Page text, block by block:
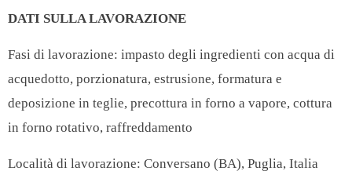
DATI SULLA LAVORAZIONE
Fasi di lavorazione: impasto degli ingredienti con acqua di
acquedotto, porzionatura, estrusione, formatura e
deposizione in teglie, precottura in forno a vapore, cottura
in forno rotativo, raffreddamento
Località di lavorazione: Conversano (BA), Puglia, Italia